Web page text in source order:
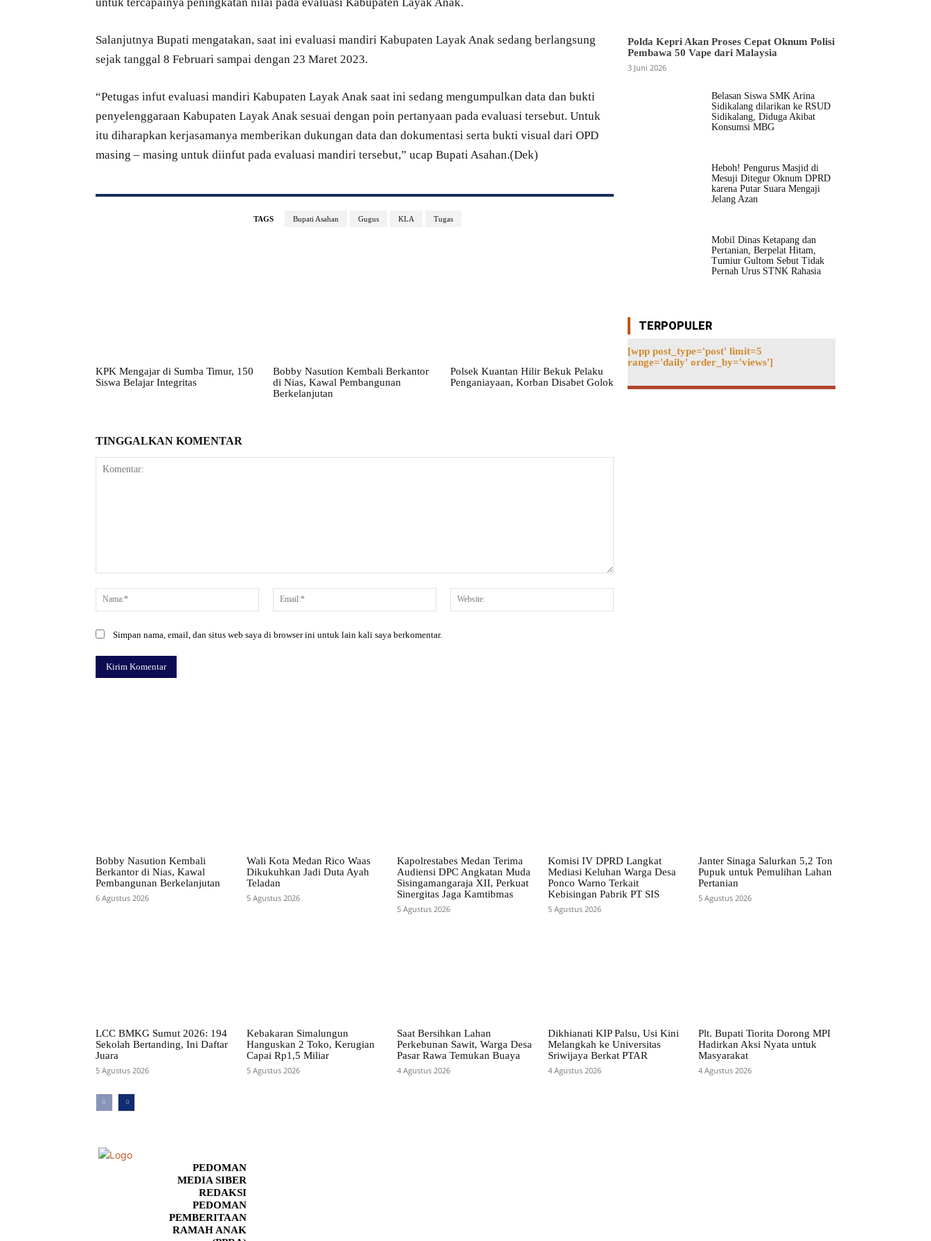
untuk tercapainya peningkatan nilai pada evaluasi Kabupaten Layak Anak.
Salanjutnya Bupati mengatakan, saat ini evaluasi mandiri Kabupaten Layak Anak sedang berlangsung
sejak tanggal 8 Februari sampai dengan 23 Maret 2023.
“Petugas infut evaluasi mandiri Kabupaten Layak Anak saat ini sedang mengumpulkan data dan bukti
penyelenggaraan Kabupaten Layak Anak sesuai dengan poin pertanyaan pada evaluasi tersebut. Untuk
itu diharapkan kerjasamanya memberikan dukungan data dan dokumentasi serta bukti visual dari OPD
masing – masing untuk diinfut pada evaluasi mandiri tersebut,” ucap Bupati Asahan.(Dek)
TAGS Bupati Asahan Gugus KLA Tugas
KPK Mengajar di Sumba Timur, 150
Siswa Belajar Integritas
Bobby Nasution Kembali Berkantor
di Nias, Kawal Pembangunan
Berkelanjutan
Polsek Kuantan Hilir Bekuk Pelaku
Penganiayaan, Korban Disabet Golok
TINGGALKAN KOMENTAR
Nama:*
Email:*
Simpan nama, email, dan situs web saya di browser ini untuk lain kali saya berkomentar.
Polda Kepri Akan Proses Cepat Oknum Polisi
Pembawa 50 Vape dari Malaysia
3 Juni 2026
Belasan Siswa SMK Arina
Sidikalang dilarikan ke RSUD
Sidikalang, Diduga Akibat
Konsumsi MBG
Heboh! Pengurus Masjid di
Mesuji Ditegur Oknum DPRD
karena Putar Suara Mengaji
Jelang Azan
Mobil Dinas Ketapang dan
Pertanian, Berpelat Hitam,
Tumiur Gultom Sebut Tidak
Pernah Urus STNK Rahasia
TERPOPULER
[wpp post_type='post' limit=5
range='daily' order_by='views']
Bobby Nasution Kembali
Berkantor di Nias, Kawal
Pembangunan Berkelanjutan
6 Agustus 2026
Wali Kota Medan Rico Waas
Dikukuhkan Jadi Duta Ayah
Teladan
5 Agustus 2026
Kapolrestabes Medan Terima
Audiensi DPC Angkatan Muda
Sisingamangaraja XII, Perkuat
Sinergitas Jaga Kamtibmas
5 Agustus 2026
Komisi IV DPRD Langkat
Mediasi Keluhan Warga Desa
Ponco Warno Terkait
Kebisingan Pabrik PT SIS
5 Agustus 2026
Janter Sinaga Salurkan 5,2 Ton
Pupuk untuk Pemulihan Lahan
Pertanian
5 Agustus 2026
LCC BMKG Sumut 2026: 194
Sekolah Bertanding, Ini Daftar
Juara
5 Agustus 2026
Kebakaran Simalungun
Hanguskan 2 Toko, Kerugian
Capai Rp1,5 Miliar
5 Agustus 2026
Saat Bersihkan Lahan
Perkebunan Sawit, Warga Desa
Pasar Rawa Temukan Buaya
4 Agustus 2026
Dikhianati KIP Palsu, Usi Kini
Melangkah ke Universitas
Sriwijaya Berkat PTAR
4 Agustus 2026
Plt. Bupati Tiorita Dorong MPI
Hadirkan Aksi Nyata untuk
Masyarakat
4 Agustus 2026
PEDOMAN
MEDIA SIBER
REDAKSI
PEDOMAN
PEMBERITAAN
RAMAH ANAK